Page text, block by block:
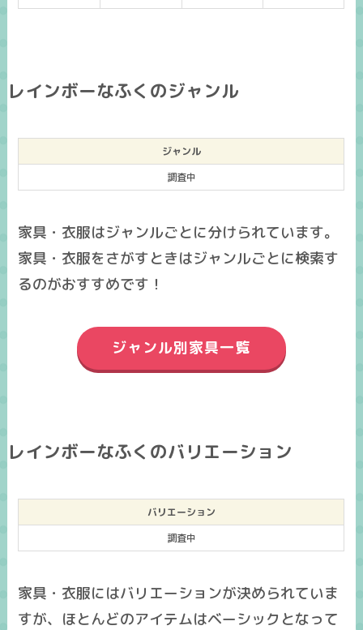
レインボーなふくのジャンル
ジャンル
調査中
家具・衣服はジャンルごとに分けられています。
家具・衣服をさがすときはジャンルごとに検索す
るのがおすすめです！
ジャンル別家具一覧
レインボーなふくのバリエーション
バリエーション
調査中
家具・衣服にはバリエーションが決められていま
すが、ほとんどのアイテムはベーシックとなって